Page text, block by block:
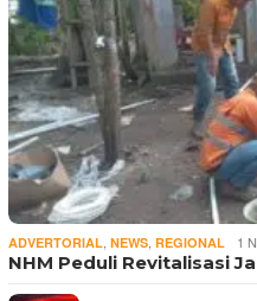
ADVERTORIAL NEWS REGIONAL 1
NHM Peduli Revitalisasi